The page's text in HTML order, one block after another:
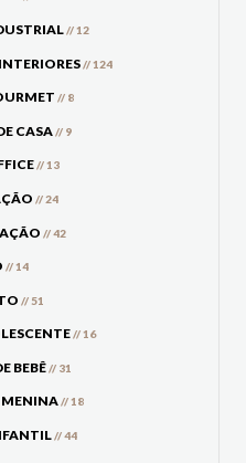
// 12
// 124
// 8
CASA// 9
// 13
// 24
// 42
// 14
// 51
// 16
BEBÊ// 31
MENINA// 18
// 44